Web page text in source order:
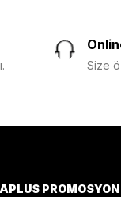
Size
APLUS PROMOSYON